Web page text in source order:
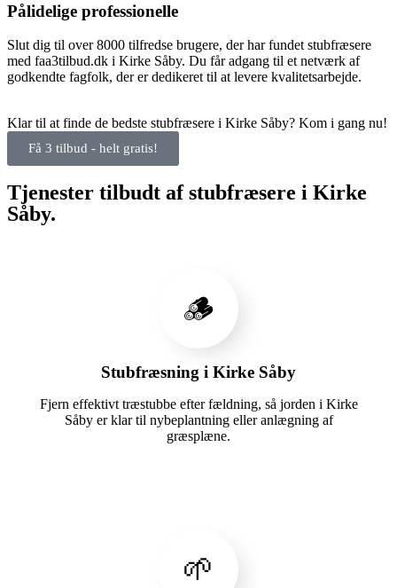
Pålidelige professionelle
Slut dig til over 8000 tilfredse brugere, der har fundet stubfræsere
med faa3tilbud.dk i Kirke Såby. Du får adgang til et netværk af
godkendte fagfolk, der er dedikeret til at levere kvalitetsarbejde.
Klar til at finde de bedste stubfræsere i Kirke Såby? Kom i gang nu!
Få 3 tilbud - helt gratis!
Tjenester tilbudt af stubfræsere i Kirke
Såby.
🪵
Stubfræsning i Kirke Såby
Fjern effektivt træstubbe efter fældning, så jorden i Kirke
Såby er klar til nybeplantning eller anlægning af
græsplæne.
🌱